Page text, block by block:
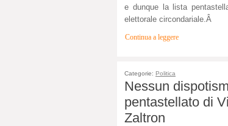
e dunque la lista
elettorale circondariale.Â
Continua a leggere
Categorie: Politica
Nessun
pentastellato di
Zaltron